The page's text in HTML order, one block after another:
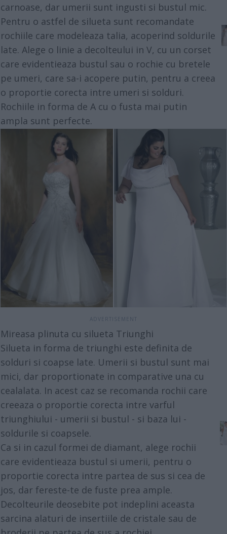
carnoase, dar umerii sunt ingusti si bustul mic.
Pentru o astfel de silueta sunt recomandate
rochiile care modeleaza talia, acoperind soldurile
late. Alege o linie a decolteului in V, cu un corset
care evidentieaza bustul sau o rochie cu bretele
pe umeri, care sa-i acopere putin, pentru a creea
o proportie corecta intre umeri si solduri.
Rochiile in forma de A cu o fusta mai putin
ampla sunt perfecte.
Mireasa plinuta cu silueta Triunghi
Silueta in forma de triunghi este definita de
solduri si coapse late. Umerii si bustul sunt mai
mici, dar proportionate in comparative una cu
cealalata. In acest caz se recomanda rochii care
creeaza o proportie corecta intre varful
triunghiului - umerii si bustul - si baza lui -
soldurile si coapsele.
Ca si in cazul formei de diamant, alege rochii
care evidentieaza bustul si umerii, pentru o
proportie corecta intre partea de sus si cea de
jos, dar fereste-te de fuste prea ample.
Decolteurile deosebite pot indeplini aceasta
sarcina alaturi de insertiile de cristale sau de